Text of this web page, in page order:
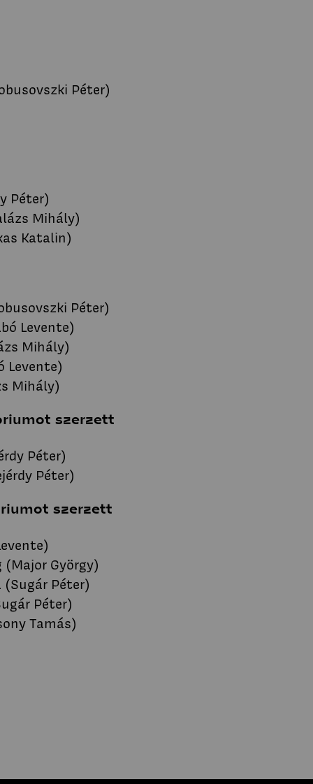
Péter)
Péter)
Mihály)
Katalin)
Péter)
Levente)
Mihály)
Levente)
Mihály)
szerzett
Péter)
Péter)
szerzett
(Major György)
(Sugár Péter)
Péter)
Tamás)